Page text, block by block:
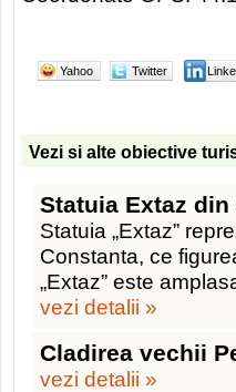
Yahoo Twitter
Vezi si alte obiective
Statuia Extaz
Statuia „Extaz”
Constanta, ce
„Extaz” este
vezi detalii »
Cladirea vechii
vezi detalii »